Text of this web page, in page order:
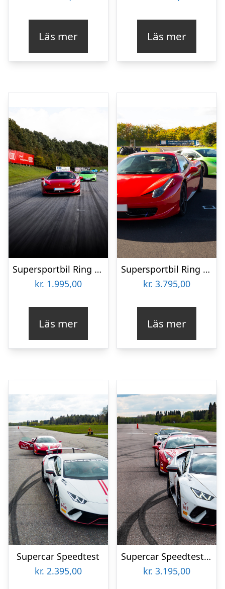
Läs mer Läs mer
Supersportbil Ring Knutstorp 2 varv
kr. 1.995,00
Läs mer
Supersportbil Ring Knutstorp 4 varv
kr. 3.795,00
Läs mer
Supercar Speedtest
kr. 2.395,00
Supercar Speedtest Challenge
kr. 3.195,00